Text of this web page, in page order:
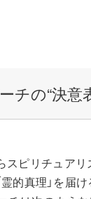
チの“決意
スピリチュア
的真理」を届